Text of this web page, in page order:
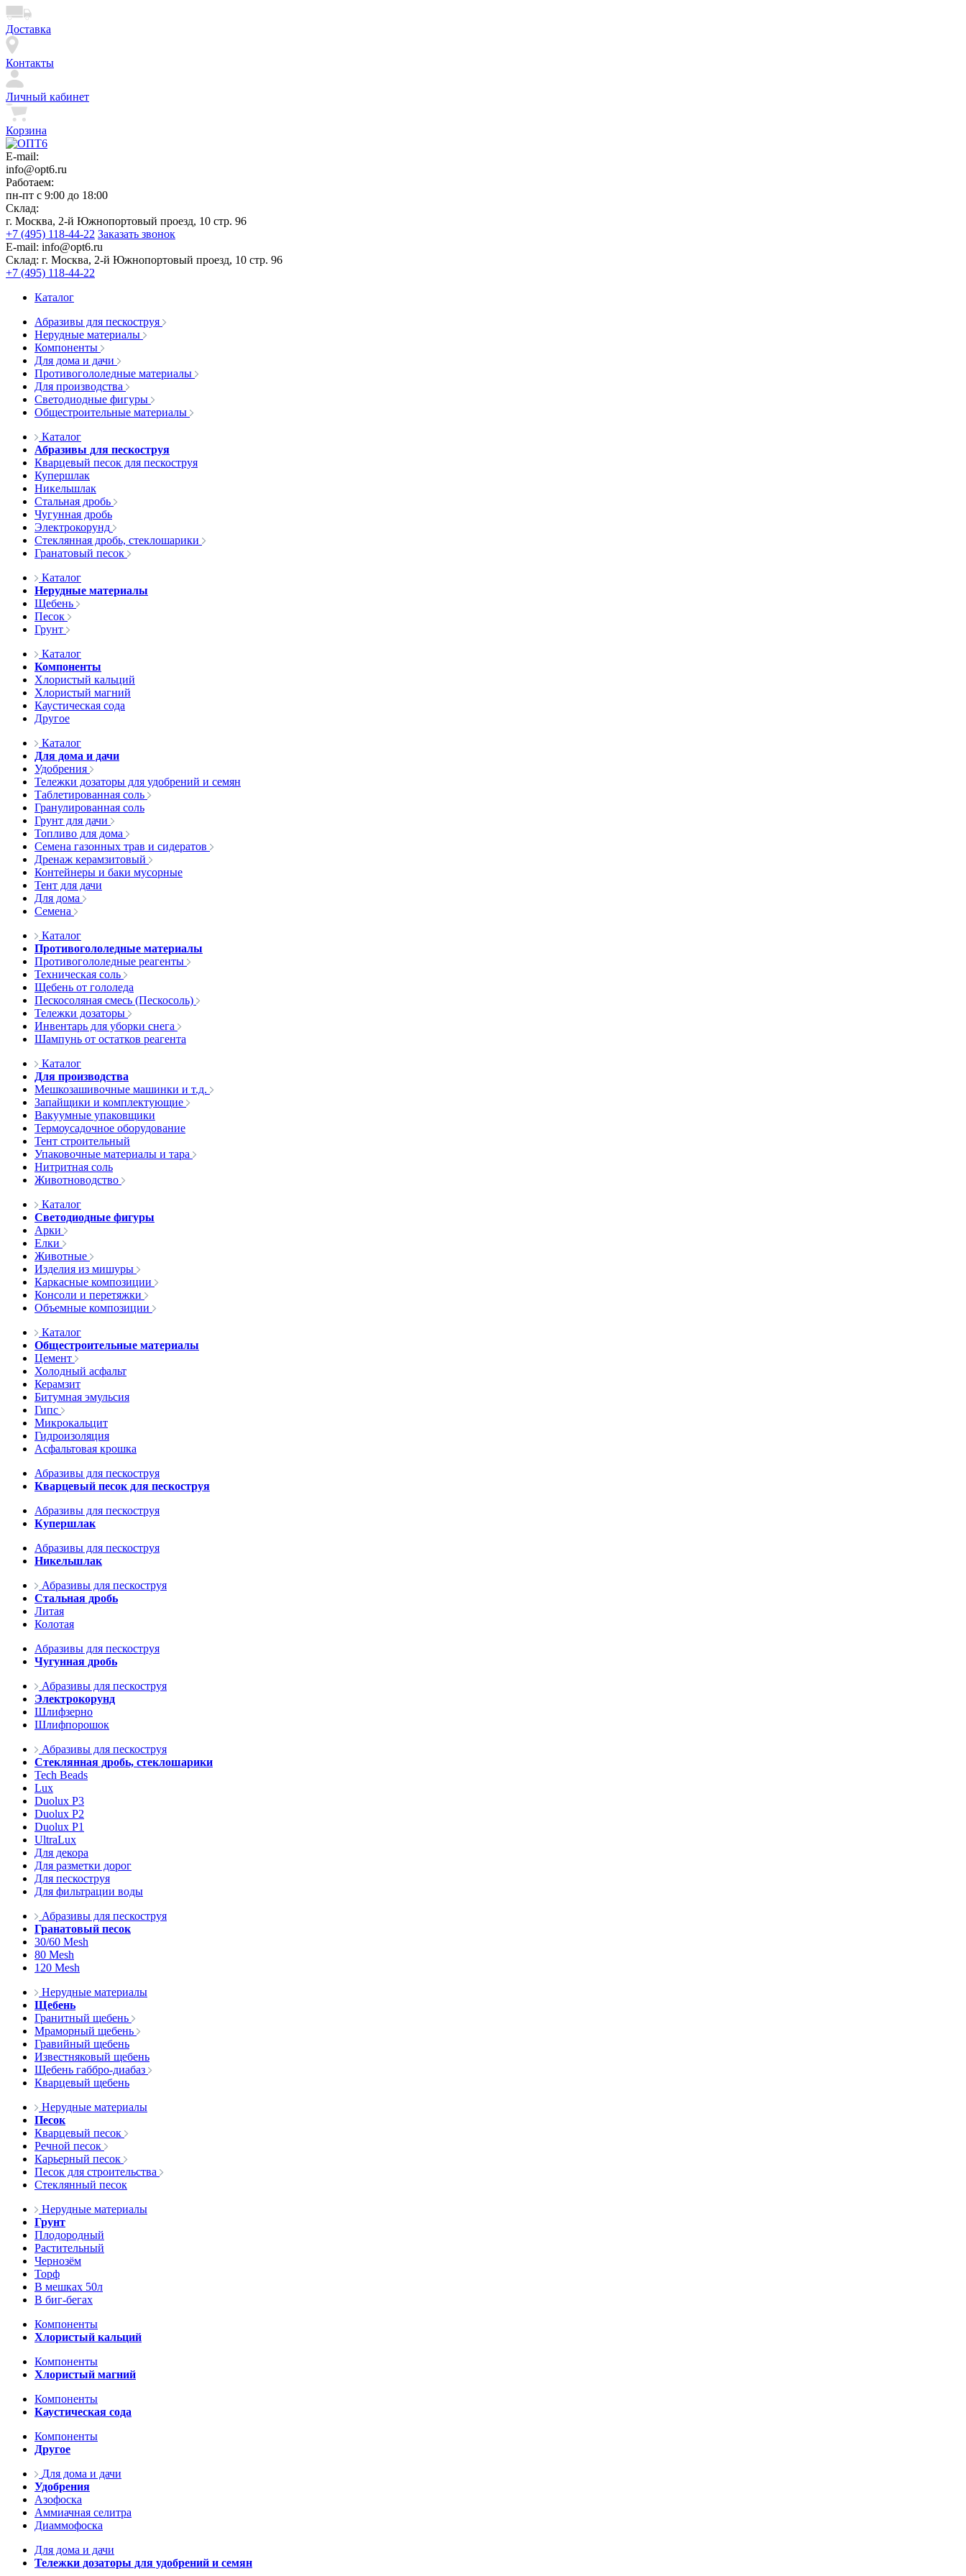
Доставка
Контакты
Личный кабинет
Корзина
E-mail:
info@opt6.ru
Работаем:
пн-пт с 9:00 до 18:00
Склад:
г. Москва, 2-й Южнопортовый проезд, 10 стр. 96
+7 (495) 118-44-22 Заказать звонок
E-mail: info@opt6.ru
Склад: г. Москва, 2-й Южнопортовый проезд, 10 стр. 96
+7 (495) 118-44-22
Каталог
Абразивы для пескоструя
Нерудные материалы
Компоненты
Для дома и дачи
Противогололедные материалы
Для производства
Светодиодные фигуры
Общестроительные материалы
Каталог
Абразивы для пескоструя
Кварцевый песок для пескоструя
Купершлак
Никельшлак
Стальная дробь
Чугунная дробь
Электрокорунд
Стеклянная дробь, стеклошарики
Гранатовый песок
Каталог
Нерудные материалы
Щебень
Песок
Грунт
Каталог
Компоненты
Хлористый кальций
Хлористый магний
Каустическая сода
Другое
Каталог
Для дома и дачи
Удобрения
Тележки дозаторы для удобрений и семян
Таблетированная соль
Гранулированная соль
Грунт для дачи
Топливо для дома
Семена газонных трав и сидератов
Дренаж керамзитовый
Контейнеры и баки мусорные
Тент для дачи
Для дома
Семена
Каталог
Противогололедные материалы
Противогололедные реагенты
Техническая соль
Щебень от гололеда
Пескосоляная смесь (Пескосоль)
Тележки дозаторы
Инвентарь для уборки снега
Шампунь от остатков реагента
Каталог
Для производства
Мешкозашивочные машинки и т.д.
Запайщики и комплектующие
Вакуумные упаковщики
Термоусадочное оборудование
Тент строительный
Упаковочные материалы и тара
Нитритная соль
Животноводство
Каталог
Светодиодные фигуры
Арки
Елки
Животные
Изделия из мишуры
Каркасные композиции
Консоли и перетяжки
Объемные композиции
Каталог
Общестроительные материалы
Цемент
Холодный асфальт
Керамзит
Битумная эмульсия
Гипс
Микрокальцит
Гидроизоляция
Асфальтовая крошка
Абразивы для пескоструя
Кварцевый песок для пескоструя
Абразивы для пескоструя
Купершлак
Абразивы для пескоструя
Никельшлак
Абразивы для пескоструя
Стальная дробь
Литая
Колотая
Абразивы для пескоструя
Чугунная дробь
Абразивы для пескоструя
Электрокорунд
Шлифзерно
Шлифпорошок
Абразивы для пескоструя
Стеклянная дробь, стеклошарики
Tech Beads
Lux
Duolux P3
Duolux P2
Duolux P1
UltraLux
Для декора
Для разметки дорог
Для пескоструя
Для фильтрации воды
Абразивы для пескоструя
Гранатовый песок
30/60 Mesh
80 Mesh
120 Mesh
Нерудные материалы
Щебень
Гранитный щебень
Мраморный щебень
Гравийный щебень
Известняковый щебень
Щебень габбро-диабаз
Кварцевый щебень
Нерудные материалы
Песок
Кварцевый песок
Речной песок
Карьерный песок
Песок для строительства
Стеклянный песок
Нерудные материалы
Грунт
Плодородный
Растительный
Чернозём
Торф
В мешках 50л
В биг-бегах
Компоненты
Хлористый кальций
Компоненты
Хлористый магний
Компоненты
Каустическая сода
Компоненты
Другое
Для дома и дачи
Удобрения
Азофоска
Аммиачная селитра
Диаммофоска
Для дома и дачи
Тележки дозаторы для удобрений и семян